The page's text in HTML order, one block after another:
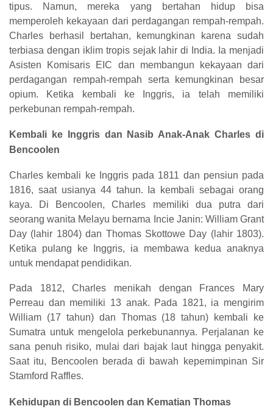
tipus. Namun, mereka yang bertahan hidup bisa
memperoleh kekayaan dari perdagangan rempah-rempah.
Charles berhasil bertahan, kemungkinan karena sudah
terbiasa dengan iklim tropis sejak lahir di India. Ia menjadi
Asisten Komisaris EIC dan membangun kekayaan dari
perdagangan rempah-rempah serta kemungkinan besar
opium. Ketika kembali ke Inggris, ia telah memiliki
perkebunan rempah-rempah.
Kembali ke Inggris dan Nasib Anak-Anak Charles di
Bencoolen
Charles kembali ke Inggris pada 1811 dan pensiun pada
1816, saat usianya 44 tahun. Ia kembali sebagai orang
kaya. Di Bencoolen, Charles memiliki dua putra dari
seorang wanita Melayu bernama Incie Janin: William Grant
Day (lahir 1804) dan Thomas Skottowe Day (lahir 1803).
Ketika pulang ke Inggris, ia membawa kedua anaknya
untuk mendapat pendidikan.
Pada 1812, Charles menikah dengan Frances Mary
Perreau dan memiliki 13 anak. Pada 1821, ia mengirim
William (17 tahun) dan Thomas (18 tahun) kembali ke
Sumatra untuk mengelola perkebunannya. Perjalanan ke
sana penuh risiko, mulai dari bajak laut hingga penyakit.
Saat itu, Bencoolen berada di bawah kepemimpinan Sir
Stamford Raffles.
Kehidupan di Bencoolen dan Kematian Thomas